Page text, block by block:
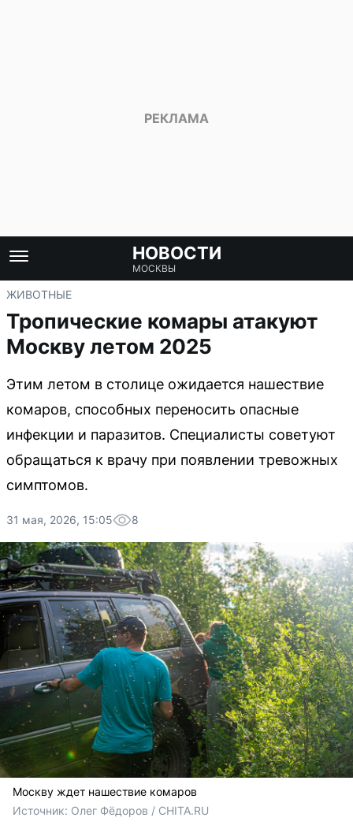
НОВОСТИ
МОСКВЫ
ЖИВОТНЫЕ
Тропические комары атакуют
Москву летом 2025
Этим летом в столице ожидается нашествие
комаров, способных переносить опасные
инфекции и паразитов. Специалисты советуют
обращаться к врачу при появлении тревожных
симптомов.
31 мая, 2026, 15:05 8
Москву ждет нашествие комаров
Источник: Олег Фёдоров / CHITA.RU